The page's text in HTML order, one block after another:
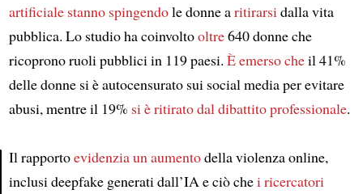
artificiale stanno spingendole donne aritirarsi dalla vita
pubblica. Lo studio ha coinvoltooltre640 donne che
ricoprono ruoli pubblici in 119 paesi. È emerso cheil 41%
delle donne si è autocensurato sui social media per evitare
abusi, mentre il 19% si è ritirato dal dibattito professionale.
Il rapportoevidenziaun aumentodella violenza online,
inclusi deepfake generati dall’IA e ciò chei ricercatori